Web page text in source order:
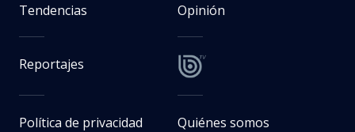
Tendencias Opinión
Reportajes
Política de privacidad Quiénes somos